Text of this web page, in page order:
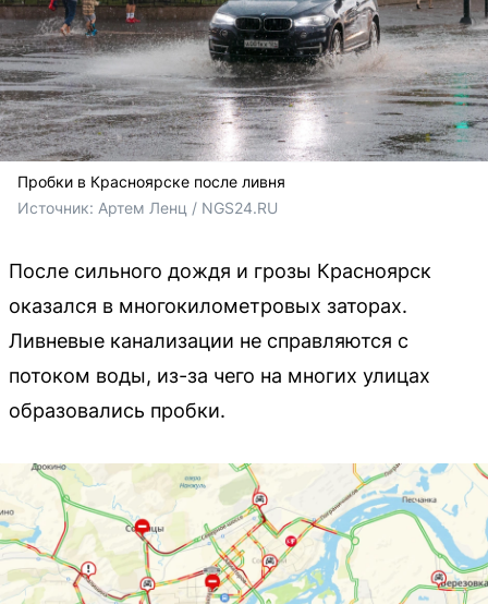
Пробки в Красноярске после ливня
Источник: Артем Ленц / NGS24.RU
После сильного дождя и грозы Красноярск
оказался в многокилометровых заторах.
Ливневые канализации не справляются с
потоком воды, из-за чего на многих улицах
образовались пробки.